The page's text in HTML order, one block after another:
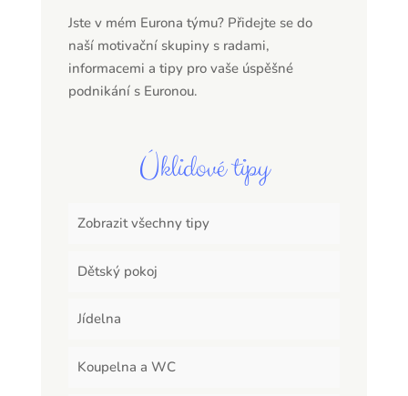
Jste v mém Eurona týmu? Přidejte se do
naší motivační skupiny s radami,
informacemi a tipy pro vaše úspěšné
podnikání s Euronou.
Úklidové tipy
Zobrazit všechny tipy
Dětský pokoj
Jídelna
Koupelna a WC